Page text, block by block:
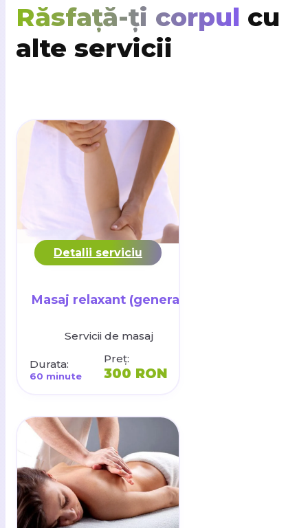
Răsfață-ți corpul cu
alte servicii
Detalii serviciu
Masaj relaxant (general)
Servicii de masaj
Durata:
60 minute
Preț:
300 RON